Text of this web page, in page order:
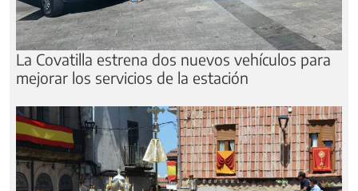
La Covatilla estrena dos nuevos vehículos para
mejorar los servicios de la estación